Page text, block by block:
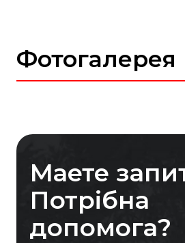
Фотогалерея
Маете
Потрібна
допомога?